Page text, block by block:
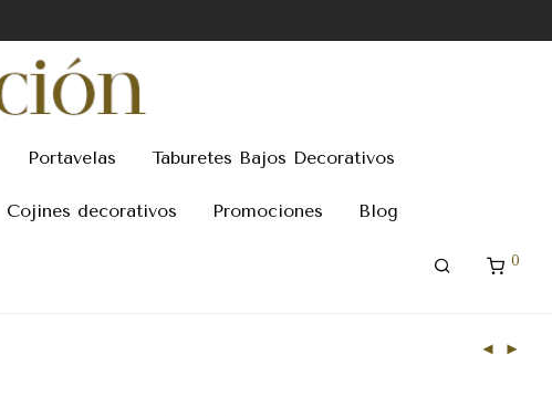
Portavelas Taburetes Bajos Decorativos
Cojines decorativos Promociones Blog
0